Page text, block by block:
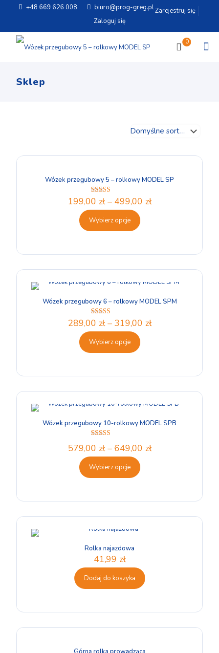
+48 669 626 008 biuro@prog-greg.plZarejestruj się
Zaloguj się
0
Sklep
Wózek przegubowy 5 – rolkowy MODEL SP
Oceniono
5.00
199,00 zł– 499,00 zł
Wybierz opcje
Wózek przegubowy 6 – rolkowy MODEL SPM
Oceniono
5.00
289,00 zł– 319,00 zł
Wybierz opcje
Wózek przegubowy 10-rolkowy MODEL SPB
Oceniono
5.00
na 5
579,00 zł– 649,00 zł
Wybierz opcje
Rolka najazdowa
41,99 zł
Dodaj do koszyka